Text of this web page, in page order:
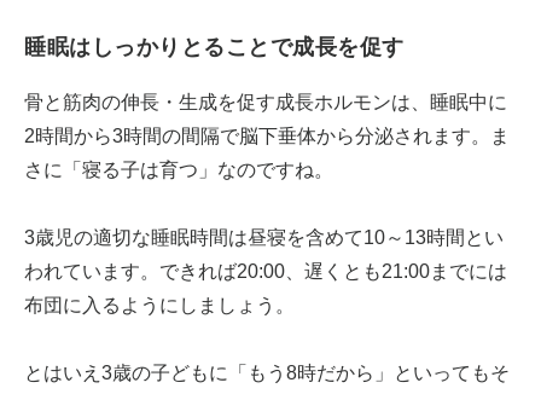
睡眠はしっかりとることで成長を促す
骨と筋肉の伸長・生成を促す成長ホルモンは、睡眠中に
2時間から3時間の間隔で脳下垂体から分泌されます。ま
さに「寝る子は育つ」なのですね。
3歳児の適切な睡眠時間は昼寝を含めて10～13時間とい
われています。できれば20:00、遅くとも21:00までには
布団に入るようにしましょう。
とはいえ3歳の子どもに「もう8時だから」といってもそ